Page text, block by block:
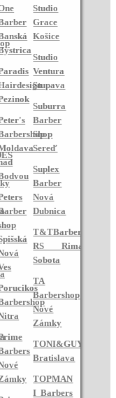
Studio
Grace
Košice
Studio
Ventura
Stupava
Suburra
Barber
Shop
Sereď
Suplex
Barber
Nová
Dubnica
T&TBarberShop
RS Rimavská
Sobota
TA
Barbershop
Nové
Zámky
TONI&GUY
Bratislava
TOPMAN
I Barbers